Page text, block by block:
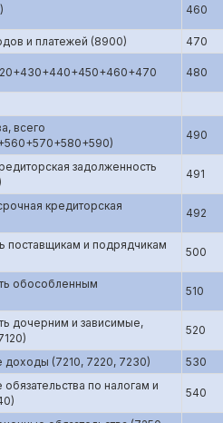
460
и платежей (8900) 470
480
всего
490
задолженность
491
кредиторская
492
поставщикам и подрядчикам
500
обособленным
510
дочерним и зависимые,
520
(7210, 7220, 7230)
530
по налогам и
540